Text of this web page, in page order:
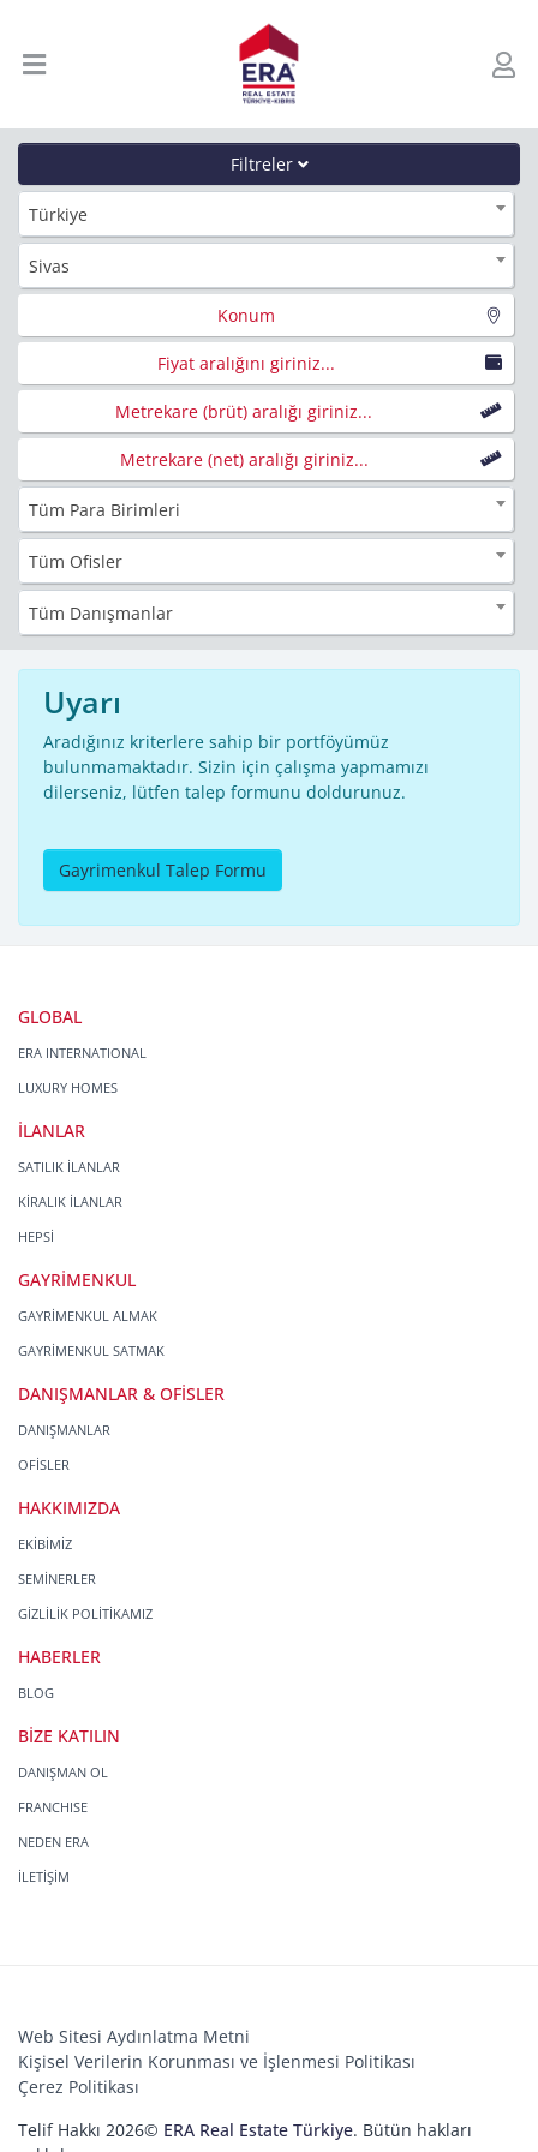
Filtreler
Türkiye
Sivas
Konum
Fiyat aralığını giriniz...
Metrekare (brüt) aralığı giriniz...
Metrekare (net) aralığı giriniz...
Tüm Para Birimleri
Tüm Ofisler
Tüm Danışmanlar
Uyarı
Aradığınız kriterlere sahip bir portföyümüz
bulunmamaktadır. Sizin için çalışma yapmamızı
dilerseniz, lütfen talep formunu doldurunuz.
Gayrimenkul Talep Formu
GLOBAL
ERA INTERNATIONAL
LUXURY HOMES
İLANLAR
SATILIK İLANLAR
KİRALIK İLANLAR
HEPSİ
GAYRİMENKUL
GAYRİMENKUL ALMAK
GAYRİMENKUL SATMAK
DANIŞMANLAR & OFİSLER
DANIŞMANLAR
OFİSLER
HAKKIMIZDA
EKİBİMİZ
SEMİNERLER
GİZLİLİK POLİTİKAMIZ
HABERLER
BLOG
BİZE KATILIN
DANIŞMAN OL
FRANCHISE
NEDEN ERA
İLETİŞİM
Web Sitesi Aydınlatma Metni
Kişisel Verilerin Korunması ve İşlenmesi Politikası
Çerez Politikası
Telif Hakkı 2026© ERA Real Estate Türkiye. Bütün hakları